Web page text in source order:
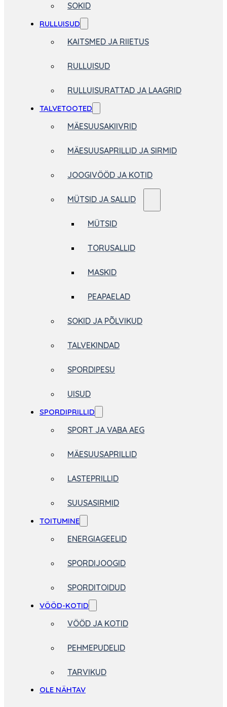
SOKID
RULLUISUD
KAITSMED JA RIIETUS
RULLUISUD
RULLUISURATTAD JA LAAGRID
TALVETOOTED
MÄESUUSAKIIVRID
MÄESUUSAPRILLID JA SIRMID
JOOGIVÖÖD JA KOTID
MÜTSID JA SALLID
MÜTSID
TORUSALLID
MASKID
PEAPAELAD
SOKID JA PÕLVIKUD
TALVEKINDAD
SPORDIPESU
UISUD
SPORDIPRILLID
SPORT JA VABA AEG
MÄESUUSAPRILLID
LASTEPRILLID
SUUSASIRMID
TOITUMINE
ENERGIAGEELID
SPORDIJOOGID
SPORDITOIDUD
VÖÖD-KOTID
VÖÖD JA KOTID
PEHMEPUDELID
TARVIKUD
OLE NÄHTAV